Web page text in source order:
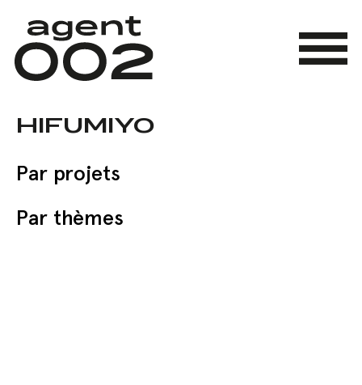
main
content
Menu
HIFUMIYO
Par projets
Par thèmes